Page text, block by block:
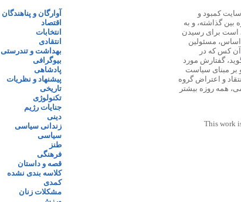
شد. این سایت کمبود و
بین گذاشته، و به
است برای رسیدن
اساس، مسئولین
کس که در
گفتارش مورد
بر مبنای سیاست
و اعتراض گروه
همه روزه بیشتر
This work
آوارگان و پناهندگان
اقتصاد
انتخابات
انتقادی
بهداشت و تندرستی
بیوگرافی
پادشاهی
پیشنهاد و نظریات
تاریخی
تکنولوژی
جنایات رژیم
دینی
زندانی سیاسی
سیاسی
طنز
فرهنگی
قصه و داستان
کلاسه بندی نشده
کمدی
مشکلات زنان